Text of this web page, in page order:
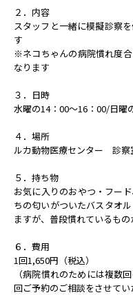
２．内容
スタッフと一緒に模擬診察
す
※ネコちゃんの病院慣れ度
なります
３．日時
水曜の14：00～16：00/日曜
４．場所
ルカ動物医療センター 診察
５．持ち物
お気に入りのおやつ・フー
ちの匂いがついたバスタオ
ますが、普段慣れているもの
６．費用
1回1,650円（税込）
（病院慣れのためには複数
回ご予約のご相談をさせてい